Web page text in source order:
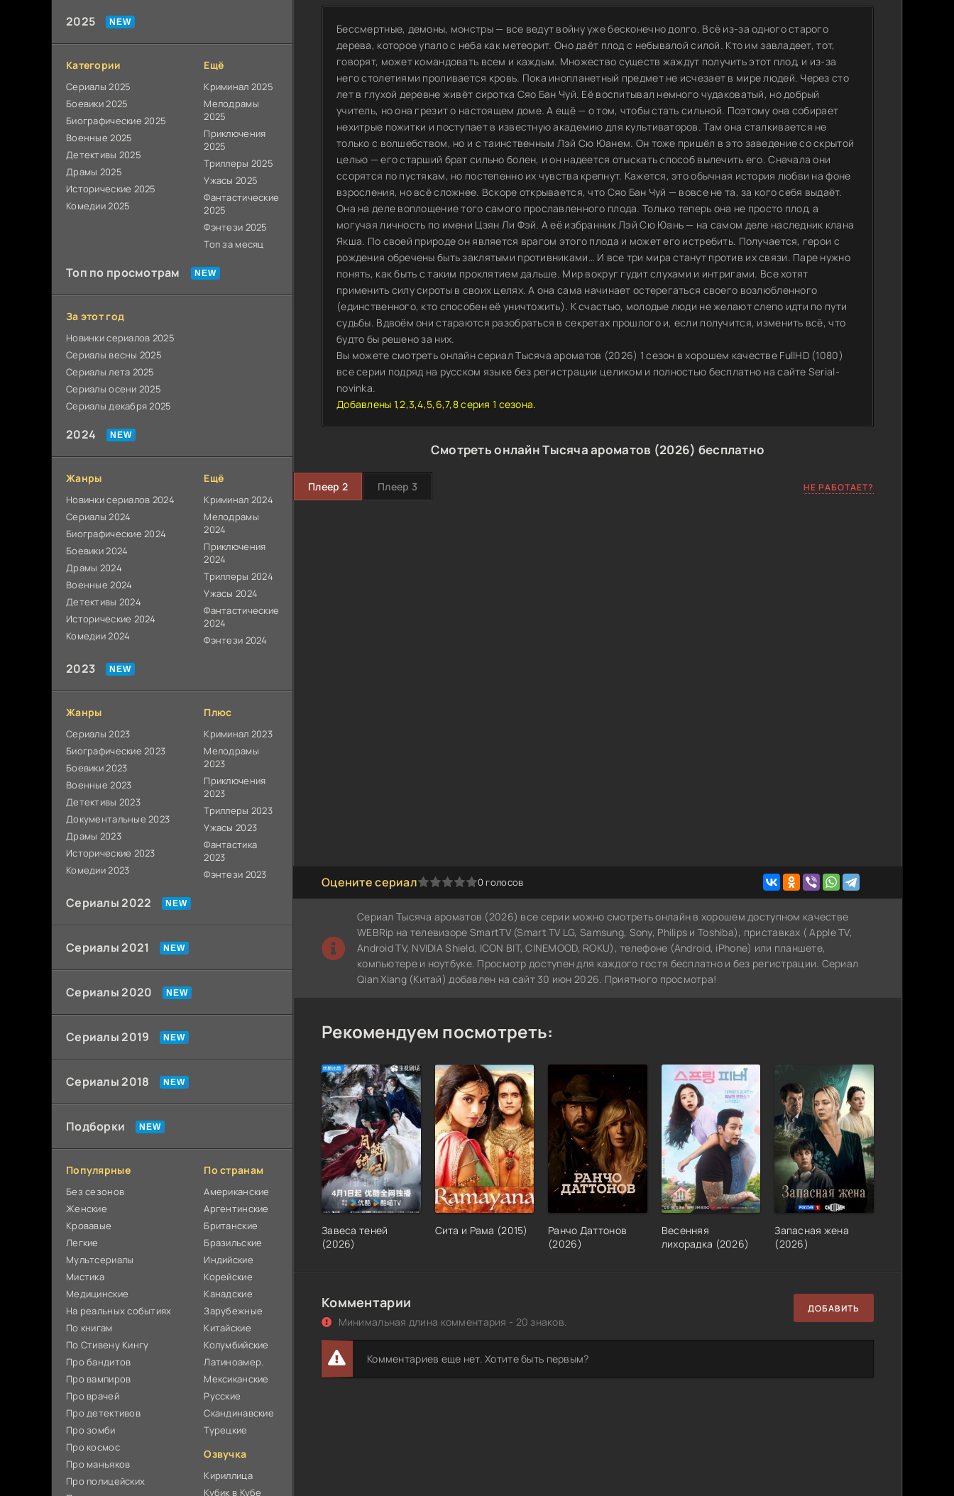
2025
Категории
Сериалы 2025
Боевики 2025
Биографические 2025
Военные 2025
Детективы 2025
Драмы 2025
Исторические 2025
Комедии 2025
Ещё
Криминал 2025
Мелодрамы
2025
Приключения
2025
Триллеры 2025
Ужасы 2025
Фантастические
2025
Фэнтези 2025
Топ за месяц
Топ по просмотрам
За этот год
Новинки сериалов 2025
Сериалы весны 2025
Сериалы лета 2025
Сериалы осени 2025
Сериалы декабря 2025
2024
Жанры
Новинки сериалов 2024
Сериалы 2024
Биографические 2024
Боевики 2024
Драмы 2024
Военные 2024
Детективы 2024
Исторические 2024
Комедии 2024
Ещё
Криминал 2024
Мелодрамы
2024
Приключения
2024
Триллеры 2024
Ужасы 2024
Фантастические
2024
Фэнтези 2024
2023
Жанры
Сериалы 2023
Биографические 2023
Боевики 2023
Военные 2023
Детективы 2023
Документальные 2023
Драмы 2023
Исторические 2023
Комедии 2023
Плюс
Криминал 2023
Мелодрамы
2023
Приключения
2023
Триллеры 2023
Ужасы 2023
Фантастика
2023
Фэнтези 2023
Сериалы 2022
Сериалы 2021
Сериалы 2020
Сериалы 2019
Сериалы 2018
Подборки
Популярные
Без сезонов
Женские
Кровавые
Легкие
Мультсериалы
Мистика
Медицинские
На реальных событиях
По книгам
По Стивену Кингу
Про бандитов
Про вампиров
Про врачей
Про детективов
Про зомби
Про космос
Про маньяков
Про полицейских
По странам
Американские
Аргентинские
Британские
Бразильские
Индийские
Корейские
Канадские
Зарубежные
Китайские
Колумбийские
Латиноамер.
Мексиканские
Русские
Скандинавские
Турецкие
Озвучка
Кириллица
Кубик в Кубе
Бессмертные, демоны, монстры — все ведут войну уже бесконечно долго. Всё из-за одного старого
дерева, которое упало с неба как метеорит. Оно даёт плод с небывалой силой. Кто им завладеет, тот,
говорят, может командовать всем и каждым. Множество существ жаждут получить этот плод, и из-за
него столетиями проливается кровь. Пока инопланетный предмет не исчезает в мире людей. Через сто
лет в глухой деревне живёт сиротка Сяо Бан Чуй. Её воспитывал немного чудаковатый, но добрый
учитель, но она грезит о настоящем доме. А ещё — о том, чтобы стать сильной. Поэтому она собирает
нехитрые пожитки и поступает в известную академию для культиваторов. Там она сталкивается не
только с волшебством, но и с таинственным Лэй Сю Юанем. Он тоже пришёл в это заведение со скрытой
целью — его старший брат сильно болен, и он надеется отыскать способ вылечить его. Сначала они
ссорятся по пустякам, но постепенно их чувства крепнут. Кажется, это обычная история любви на фоне
взросления, но всё сложнее. Вскоре открывается, что Сяо Бан Чуй — вовсе не та, за кого себя выдаёт.
Она на деле воплощение того самого прославленного плода. Только теперь она не просто плод, а
могучая личность по имени Цзян Ли Фэй. А её избранник Лэй Сю Юань — на самом деле наследник клана
Якша. По своей природе он является врагом этого плода и может его истребить. Получается, герои с
рождения обречены быть заклятыми противниками… И все три мира станут против их связи. Паре нужно
понять, как быть с таким проклятием дальше. Мир вокруг гудит слухами и интригами. Все хотят
применить силу сироты в своих целях. А она сама начинает остерегаться своего возлюбленного
(единственного, кто способен её уничтожить). К счастью, молодые люди не желают слепо идти по пути
судьбы. Вдвоём они стараются разобраться в секретах прошлого и, если получится, изменить всё, что
будто бы решено за них.
Вы можете смотреть онлайн сериал Тысяча ароматов (2026) 1 сезон в хорошем качестве FullHD (1080)
все серии подряд на русском языке без регистрации целиком и полностью бесплатно на сайте Serial-
novinka.
Добавлены 1,2,3,4,5,6,7,8 серия 1 сезона.
Смотреть онлайн Тысяча ароматов (2026) бесплатно
Плеер 2 Плеер 3 НЕ РАБОТАЕТ?
Оцените сериал
1 2 3 4 5 0 голосов
Сериал Тысяча ароматов (2026) все серии можно смотреть онлайн в хорошем доступном качестве
WEBRip на телевизоре SmartTV (Smart TV LG, Samsung, Sony, Philips и Toshiba), приставках ( Apple TV,
Android TV, NVIDIA Shield, ICON BIT, CINEMOOD, ROKU), телефоне (Android, iPhone) или планшете,
компьютере и ноутбуке. Просмотр доступен для каждого гостя бесплатно и без регистрации. Сериал
Qian Xiang (Китай) добавлен на сайт 30 июн 2026. Приятного просмотра!
Рекомендуем посмотреть:
Завеса теней
(2026)
Сита и Рама (2015)
Ранчо Даттонов
(2026)
Весенняя
лихорадка (2026)
Запасная жена
(2026)
Комментарии
Минимальная длина комментария - 20 знаков.
ДОБАВИТЬ
Комментариев еще нет. Хотите быть первым?